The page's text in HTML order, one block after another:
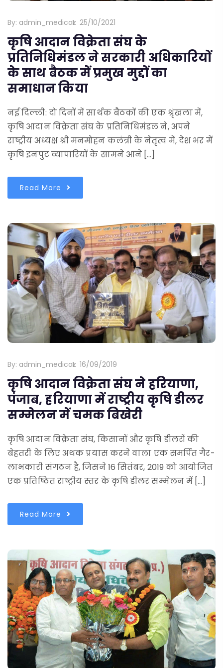
By: admin_medicoz 25/10/2021
कृषि आदान विक्रेता संघ के
प्रतिनिधिमंडल ने सरकारी अधिकारियों
के साथ बैठक में प्रमुख मुद्दों का
समाधान किया
नई दिल्ली: दो दिनों में सार्थक बैठकों की एक श्रृंखला में,
कृषि आदान विक्रेता संघ के प्रतिनिधिमंडल ने, अपने
राष्ट्रीय अध्यक्ष श्री मनमोहन कलंत्री के नेतृत्व में, देश भर में
कृषि इनपुट व्यापारियों के सामने आने […]
Read More
By: admin_medicoz 16/09/2019
कृषि आदान विक्रेता संघ ने हरियाणा,
पंजाब, हरियाणा में राष्ट्रीय कृषि डीलर
सम्मेलन में चमक बिखेरी
कृषि आदान विक्रेता संघ, किसानों और कृषि डीलरों की
बेहतरी के लिए अथक प्रयास करने वाला एक समर्पित गैर-
लाभकारी संगठन है, जिसने 16 सितंबर, 2019 को आयोजित
एक प्रतिष्ठित राष्ट्रीय स्तर के कृषि डीलर सम्मेलन में […]
Read More